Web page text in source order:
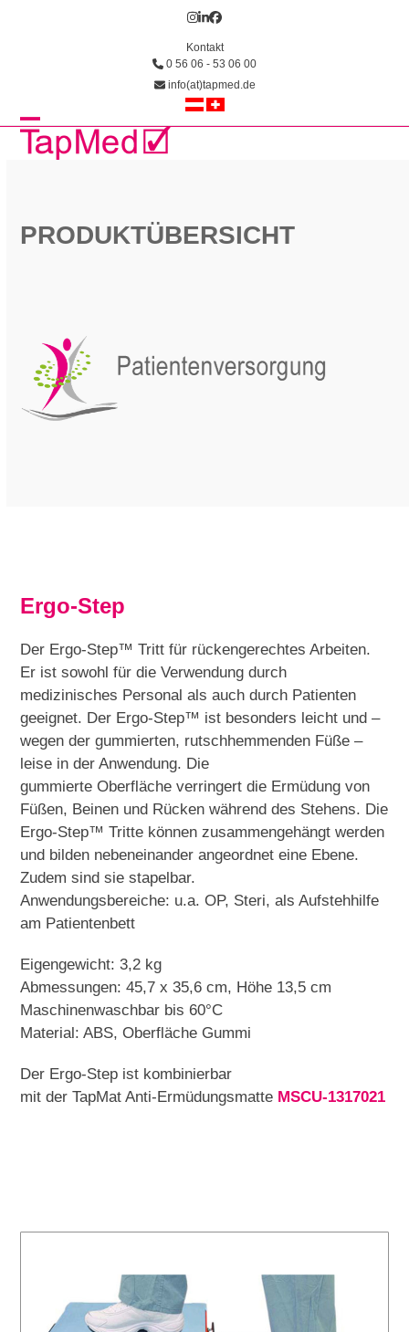
Instagram
LinkedIn
Facebook
Kontakt
0 56 06 - 53 06 00
info(at)tapmed.de
Open
Close
PRODUKTÜBERSICHT
Ergo-Step
Der Ergo-Step™ Tritt für rückengerechtes Arbeiten.
Er ist sowohl für die Verwendung durch
medizinisches Personal als auch durch Patienten
geeignet. Der Ergo-Step™ ist besonders leicht und –
wegen der gummierten, rutschhemmenden Füße –
leise in der Anwendung. Die
gummierte Oberfläche verringert die Ermüdung von
Füßen, Beinen und Rücken während des Stehens. Die
Ergo-Step™ Tritte können zusammengehängt werden
und bilden nebeneinander angeordnet eine Ebene.
Zudem sind sie stapelbar.
Anwendungsbereiche: u.a. OP, Steri, als Aufstehhilfe
am Patientenbett
Eigengewicht: 3,2 kg
Abmessungen: 45,7 x 35,6 cm, Höhe 13,5 cm
Maschinenwaschbar bis 60°C
Material: ABS, Oberfläche Gummi
Der Ergo-Step ist kombinierbar
mit der TapMat Anti-Ermüdungsmatte MSCU-1317021